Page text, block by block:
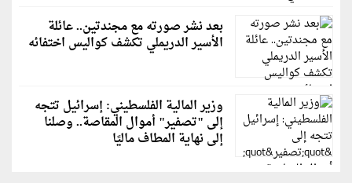
بعد نشر صورته مع مجندتين.. عائلة
الأسير الدريملي تكشف كواليس اختفائه
وزير المالية الفلسطيني: إسرائيل تتجه
إلى "تصفير" أموال المقاصة.. وصلنا
إلى نهاية المطاف ماليًا